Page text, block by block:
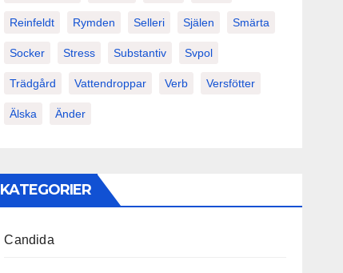
Reinfeldt Rymden Selleri Själen Smärta
Socker Stress Substantiv Svpol
Trädgård Vattendroppar Verb Versfötter
Älska Änder
KATEGORIER
Candida